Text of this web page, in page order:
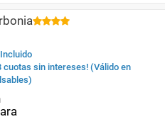
cuotas sin intereses! (Válido en